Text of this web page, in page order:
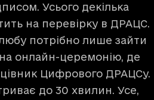
Усього декілька
на перевірку в ДРАЦС.
потрібно лише зайти
онлайн-церемонію, де
Цифрового ДРАЦСу.
до 30 хвилин. Усе,